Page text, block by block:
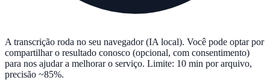
A transcrição roda no seu navegador (IA local). Você pode optar por
compartilhar o resultado conosco (opcional, com consentimento)
para nos ajudar a melhorar o serviço. Limite: 10 min por arquivo,
precisão ~85%.